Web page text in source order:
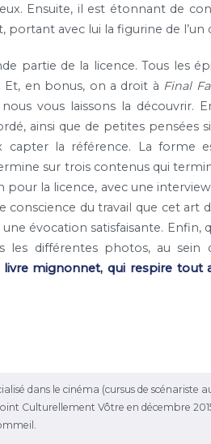
Ensuite, il est étonnant de
avec lui la figurine de l’un
partie de la licence. Tous les
en bonus, on a droit à Final
vous laissons la découvrir.
ainsi que de petites pensées
capter la référence. La forme
sur trois contenus qui
pour la licence, avec une
du travail que cet art
évocation satisfaisante. Enfin,
les différentes photos, au sein
mignonnet, qui respire tout
dans le cinéma (cursus de scénariste
Culturellement Vôtre en décembre